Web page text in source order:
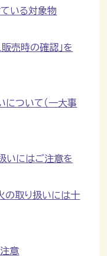
いる対象物
販売時の確認」を
について（一大事
いにはご注意を
の取り扱いには十
意